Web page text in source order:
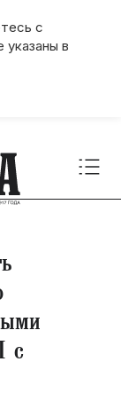
с
в
с